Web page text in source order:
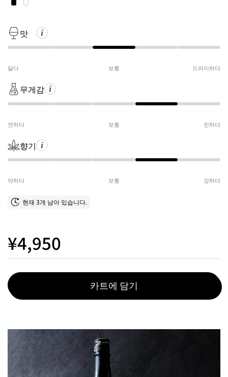
맛
달다 보통 드라이하다
무게감
연하다 보통 진하다
향기
약하다 보통 강하다
현재 3개 남아 있습니다.
¥4,950
카트에 담기